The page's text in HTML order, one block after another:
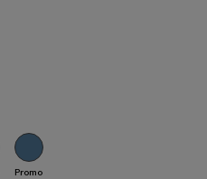
Promo